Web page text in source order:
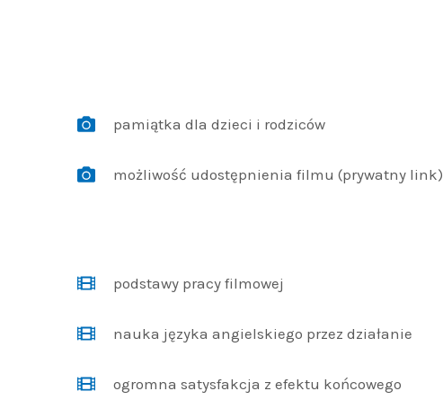
pamiątka dla dzieci i rodziców
możliwość udostępnienia filmu (prywatny link)
podstawy pracy filmowej
nauka języka angielskiego przez działanie
ogromna satysfakcja z efektu końcowego